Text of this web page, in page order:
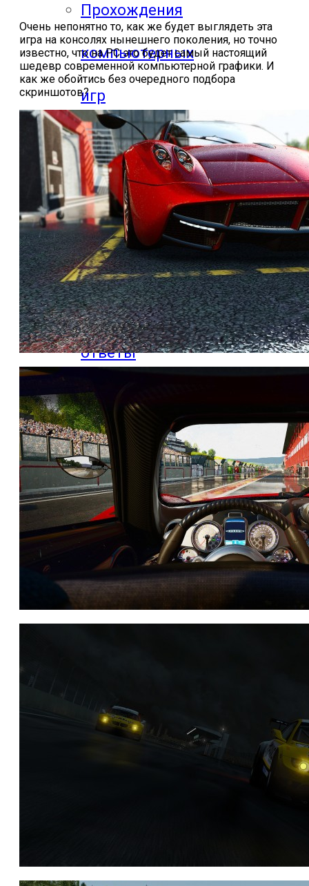
Прохождения
компьютерных
игр
Видео
прохождения
мобильных
игр
Где логика
ответы
Онлайн игры
Slither io
Deep io
Очень непонятно то, как же будет выглядеть эта
игра на консолях нынешнего поколения, но точно
известно, что на PC это будет самый настоящий
шедевр современной компьютерной графики. И
как же обойтись без очередного подбора
скриншотов?